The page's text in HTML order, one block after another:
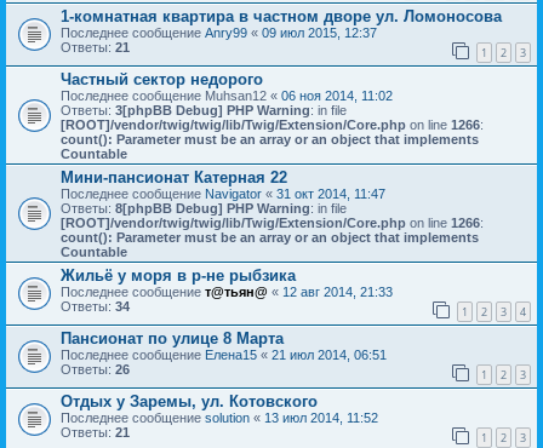
1-комнатная квартира в частном дворе ул. Ломоносова
Последнее сообщение Anry99 « 09 июл 2015, 12:37
Ответы: 21 1 2 3
Частный сектор недорого
Последнее сообщение Muhsan12 « 06 ноя 2014, 11:02
Ответы: 3[phpBB Debug] PHP Warning: in file
[ROOT]/vendor/twig/twig/lib/Twig/Extension/Core.php on line 1266:
count(): Parameter must be an array or an object that implements
Countable
Мини-пансионат Катерная 22
Последнее сообщение Navigator « 31 окт 2014, 11:47
Ответы: 8[phpBB Debug] PHP Warning: in file
[ROOT]/vendor/twig/twig/lib/Twig/Extension/Core.php on line 1266:
count(): Parameter must be an array or an object that implements
Countable
Жильё у моря в р-не рыбзика
Последнее сообщение т@тьян@ « 12 авг 2014, 21:33
Ответы: 34 1 2 3 4
Пансионат по улице 8 Марта
Последнее сообщение Елена15 « 21 июл 2014, 06:51
Ответы: 26 1 2 3
Отдых у Заремы, ул. Котовского
Последнее сообщение solution « 13 июл 2014, 11:52
Ответы: 21 1 2 3